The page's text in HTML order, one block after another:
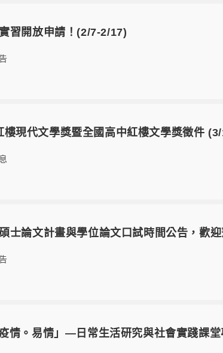
習開放申請！(2/7-2/17)
樓現代文學獎暨全國高中紅樓文學獎徵件
士論文計畫與學位論文口試時間公告，歡
情。易情」—日常生活研究與社會實踐課